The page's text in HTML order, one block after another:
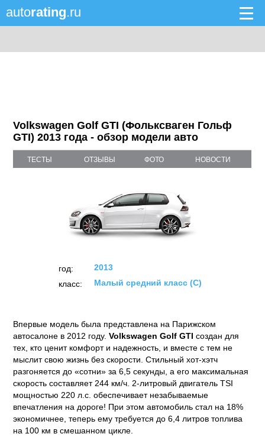
autorating.ru
Volkswagen Golf GTI (Фольксваген Гольф
GTI) 2013 года - обзор модели авто
ТЕСТЫ ОТЗЫВЫ ФОТО НОВОСТИ
год:
2013
класс:
Малый средний класс (C)
Впервые модель была представлена на Парижском
автосалоне в 2012 году.Volkswagen Golf GTI создан для
тех, кто ценит комфорт и надежность, и вместе с тем не
мыслит свою жизнь без скорости. Стильный хот-хэтч
разгоняется до «сотни» за 6,5 секунды, а его максимальная
скорость составляет 244 км/ч. 2-литровый двигатель TSI
мощностью 220 л.с. обеспечивает незабываемые
впечатления на дороге! При этом автомобиль стал на 18%
экономичнее, теперь ему требуется до 6,4 литров топлива
на 100 км в смешанном цикле.